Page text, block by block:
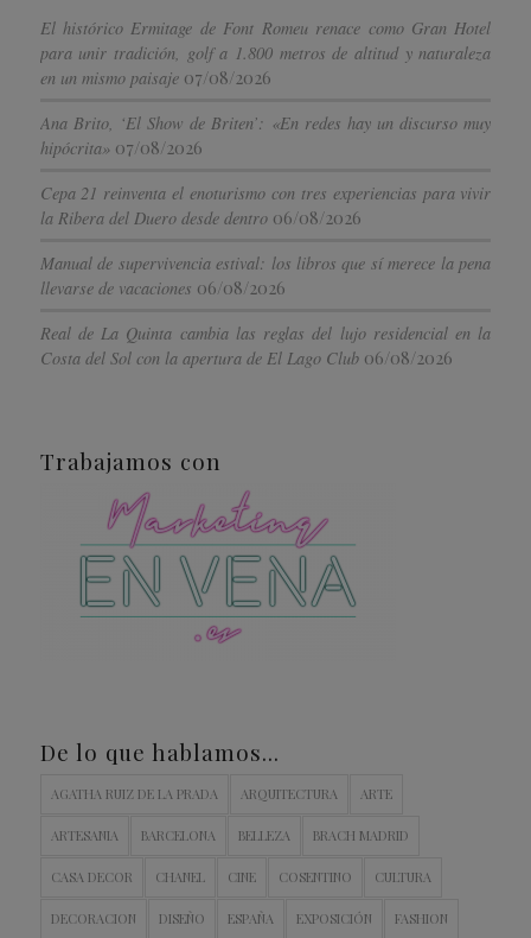
El histórico Ermitage de Font Romeu renace como Gran Hotel
para unir tradición, golf a 1.800 metros de altitud y naturaleza
en un mismo paisaje 07/08/2026
Ana Brito, ‘El Show de Briten’: «En redes hay un discurso muy
hipócrita» 07/08/2026
Cepa 21 reinventa el enoturismo con tres experiencias para vivir
la Ribera del Duero desde dentro 06/08/2026
Manual de supervivencia estival: los libros que sí merece la pena
llevarse de vacaciones 06/08/2026
Real de La Quinta cambia las reglas del lujo residencial en la
Costa del Sol con la apertura de El Lago Club 06/08/2026
Trabajamos con
De lo que hablamos…
AGATHA RUIZ DE LA PRADA ARQUITECTURA ARTE
ARTESANIA BARCELONA BELLEZA BRACH MADRID
CASA DECOR CHANEL CINE COSENTINO CULTURA
DECORACION DISEÑO ESPAÑA EXPOSICIÓN FASHION